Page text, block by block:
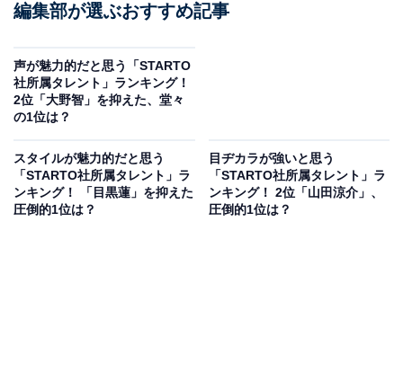
編集部が選ぶおすすめ記事
声が魅力的だと思う「STARTO
社所属タレント」ランキング！
2位「大野智」を抑えた、堂々
の1位は？
スタイルが魅力的だと思う
「STARTO社所属タレント」ラ
ンキング！ 「目黒蓮」を抑えた
圧倒的1位は？
目ヂカラが強いと思う
「STARTO社所属タレント」ラ
ンキング！ 2位「山田涼介」、
圧倒的1位は？